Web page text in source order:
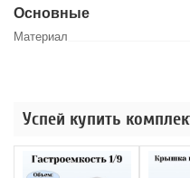
Основные
Материал
Успей купить